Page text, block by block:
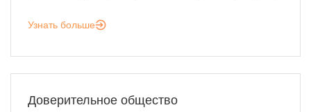
Узнать больше
Доверительное общество